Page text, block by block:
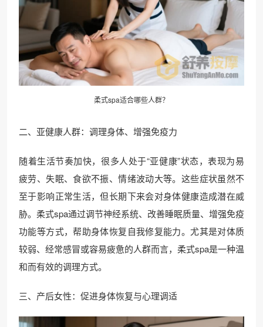
柔式spa适合哪些人群？
二、亚健康人群：调理身体、增强免疫力
随着生活节奏加快，很多人处于“亚健康”状态，表现为易
疲劳、失眠、食欲不振、情绪波动大等。这些症状虽然不
至于影响正常生活，但长期下来会对身体健康造成潜在威
胁。柔式spa通过调节神经系统、改善睡眠质量、增强免疫
功能等方式，帮助身体恢复自我修复能力。尤其是对体质
较弱、经常感冒或容易疲惫的人群而言，柔式spa是一种温
和而有效的调理方式。
三、产后女性：促进身体恢复与心理调适